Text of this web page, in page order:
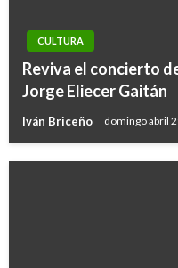
CULTURA
Reviva el concierto
Jorge Eliecer Gaitán
Iván Briceño domingo abril